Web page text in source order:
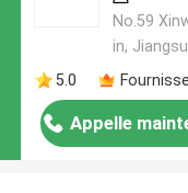
No.59
in,
5.0
Appelle